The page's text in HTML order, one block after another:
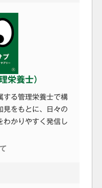
養士）
る管理栄養士で構
をもとに、日々の
かりやすく発信し